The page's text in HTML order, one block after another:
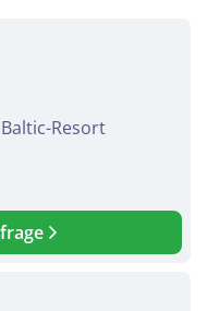
Resort